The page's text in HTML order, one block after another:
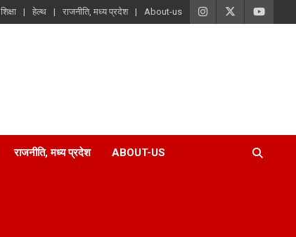
शिक्षा हेल्थ राजनीति, मध्य प्रदेश About-us
राजनीति, मध्य प्रदेश ABOUT-US